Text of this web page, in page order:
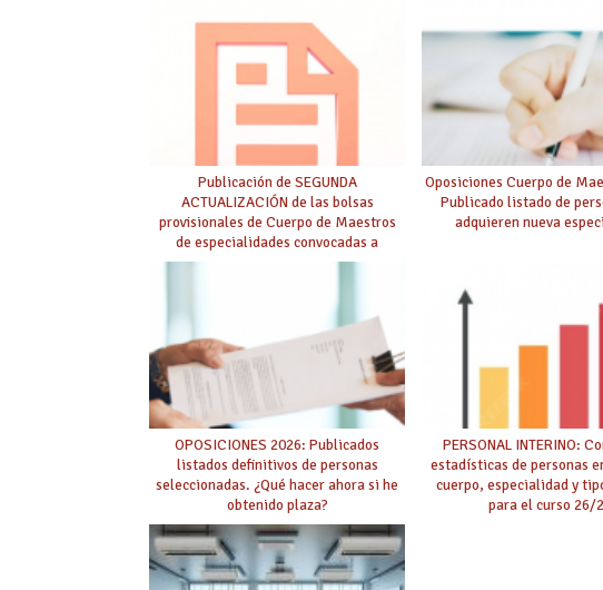
Publicación de SEGUNDA
ACTUALIZACIÓN de las bolsas
provisionales de Cuerpo de Maestros
de especialidades convocadas a
Oposiciones Cuerpo de
Publicado listado de
adquieren nueva
OPOSICIONES 2026: Publicados
listados definitivos de personas
seleccionadas. ¿Qué hacer ahora si he
obtenido plaza?
PERSONAL INTERINO:
estadísticas de personas
cuerpo, especialidad y
para el curso 26/